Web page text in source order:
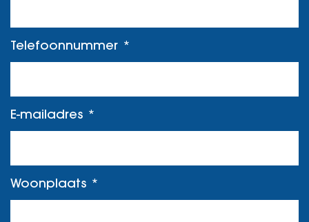
Telefoonnummer
E-mailadres
Woonplaats